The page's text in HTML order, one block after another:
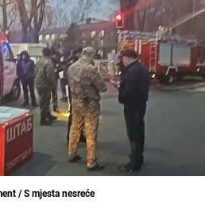
/ S mjesta nesreće